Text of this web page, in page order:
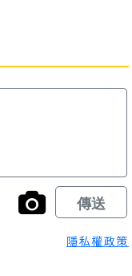
隱私權政策